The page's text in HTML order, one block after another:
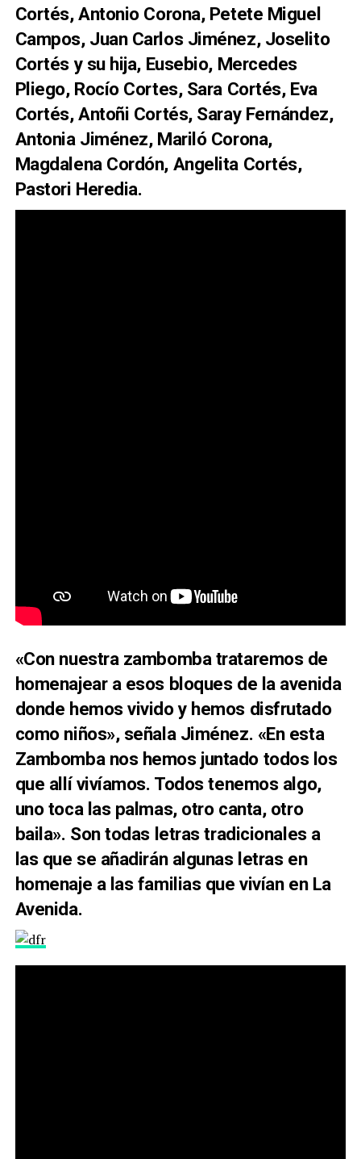
Cortés, Antonio Corona, Petete Miguel
Campos, Juan Carlos Jiménez, Joselito
Cortés y su hija, Eusebio, Mercedes
Pliego, Rocío Cortes, Sara Cortés, Eva
Cortés, Antoñi Cortés, Saray Fernández,
Antonia Jiménez, Mariló Corona,
Magdalena Cordón, Angelita Cortés,
Pastori Heredia.
«Con nuestra zambomba trataremos de
homenajear a esos bloques de la avenida
donde hemos vivido y hemos disfrutado
como niños», señala Jiménez. «En esta
Zambomba nos hemos juntado todos los
que allí vivíamos. Todos tenemos algo,
uno toca las palmas, otro canta, otro
baila». Son todas letras tradicionales a
las que se añadirán algunas letras en
homenaje a las familias que vivían en La
Avenida.